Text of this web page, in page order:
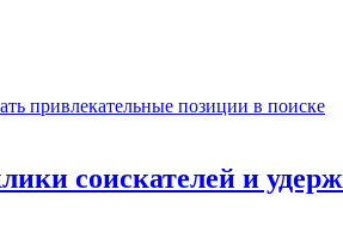
соискателей и